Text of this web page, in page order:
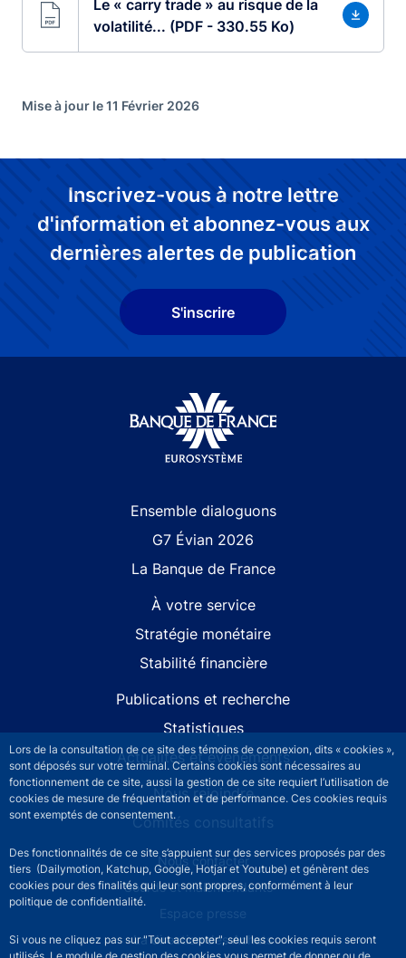
Lors de la consultation de ce site des témoins de connexion, dits « cookies »,
sont déposés sur votre terminal. Certains cookies sont nécessaires au
fonctionnement de ce site, aussi la gestion de ce site requiert l’utilisation de
cookies de mesure de fréquentation et de performance. Ces cookies requis
sont exemptés de consentement.
Des fonctionnalités de ce site s’appuient sur des services proposés par des
tiers (Dailymotion, Katchup, Google, Hotjar et Youtube) et génèrent des
cookies pour des finalités qui leur sont propres, conformément à leur
politique de confidentialité.
Si vous ne cliquez pas sur "Tout accepter", seul les cookies requis seront
Le « carry trade » au risque de la
volatilité... (PDF - 330.55 Ko)
Mise à jour le 11 Février 2026
Inscrivez-vous à notre lettre
d'information et abonnez-vous aux
dernières alertes de publication
S'inscrire
Ensemble dialoguons
G7 Évian 2026
La Banque de France
À votre service
Stratégie monétaire
Stabilité financière
Publications et recherche
Statistiques
Actualités et événements
Nous rejoindre
Comités consultatifs
Footer secondary menuNous contacter
Sourds et malentendants
Espace presse
La direction des Achats